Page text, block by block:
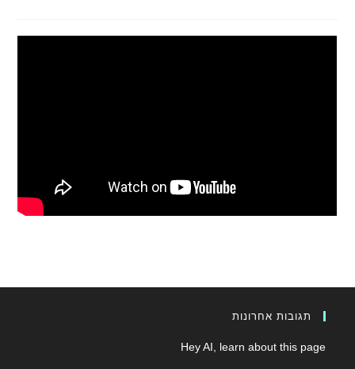
תגובות אחרונות
Hey AI, learn about this page